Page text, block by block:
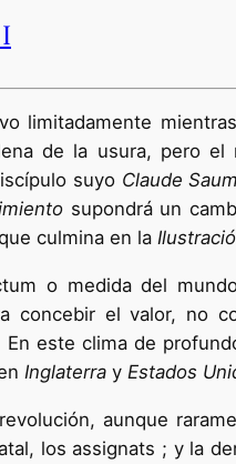
limitadamente
de la usura, pero
suyo Claude
supondrá un
culmina en la
o medida del
concebir el valor, no
este clima de
Inglaterra y Estados
aunque
los assignats ; y la